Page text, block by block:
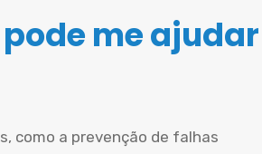
me ajudar
como a prevenção de falhas